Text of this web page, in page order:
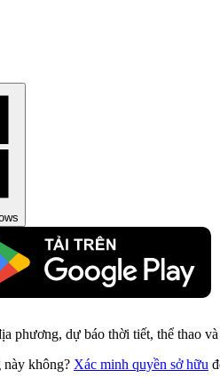
phương, dự báo thời tiết, thể thao
này không? Xác minh quyền sở hữu